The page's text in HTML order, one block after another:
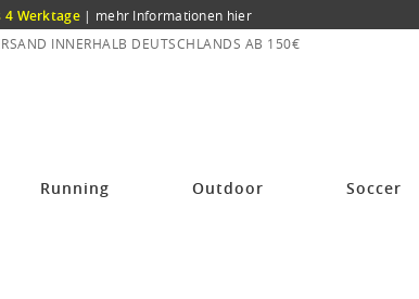
4 Werktage | mehr Informationen hier
INNERHALB DEUTSCHLANDS AB 150€
Running Outdoor Soccer